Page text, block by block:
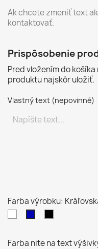
Ak chcete zmeniť text
kontaktovať.
Prispôsobenie
Pred vložením do
produktu najskôr uložiť.
Vlastný text (nepovinné)
Farba výrobku:
Farba nite na text